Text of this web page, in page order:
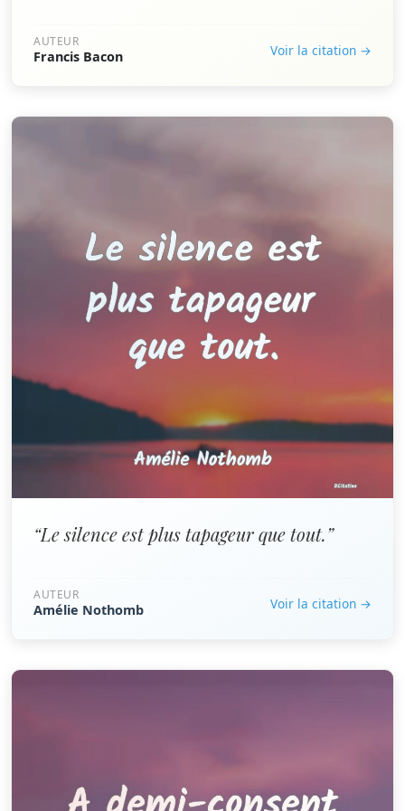
AUTEUR
Francis Bacon Voir la citation →
“Le silence est plus tapageur que tout.”
AUTEUR
Amélie Nothomb Voir la citation →